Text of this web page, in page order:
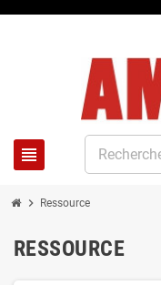
view_headline
chevron_right Ressource
RESSOURCE